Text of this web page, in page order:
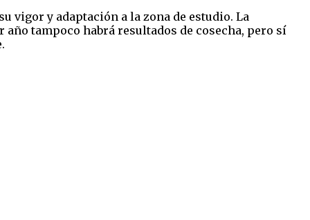
vigor y adaptación a la zona de estudio. La
tampoco habrá resultados de cosecha, pero sí